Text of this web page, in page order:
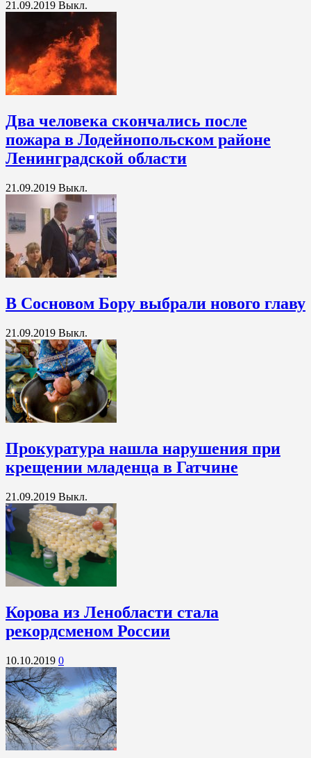
21.09.2019 Выкл.
Два человека скончались после
пожара в Лодейнопольском районе
Ленинградской области
21.09.2019 Выкл.
В Сосновом Бору выбрали нового главу
21.09.2019 Выкл.
Прокуратура нашла нарушения при
крещении младенца в Гатчине
21.09.2019 Выкл.
Корова из Ленобласти стала
рекордсменом России
10.10.2019 0